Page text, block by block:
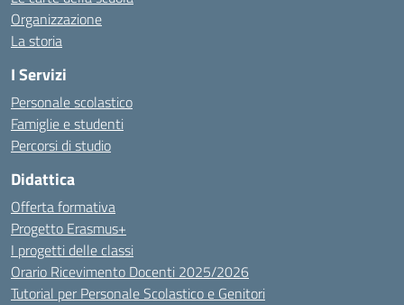
Organizzazione
La storia
I Servizi
Personale scolastico
Famiglie e studenti
Percorsi di studio
Didattica
Offerta formativa
Progetto Erasmus+
I progetti delle classi
Orario Ricevimento Docenti 2025/2026
Tutorial per Personale Scolastico e Genitori